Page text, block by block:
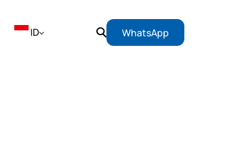
ID WhatsApp